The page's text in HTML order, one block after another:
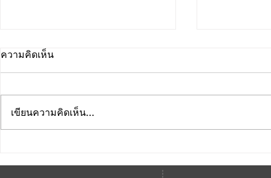
มหาวิทยาลัยบูรพา ขอแสดง
มหาวิทยาลั
ความคิดเห็น
เขียนความคิดเห็น…